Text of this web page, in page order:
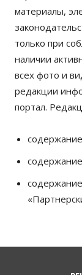
материалы,
только при
наличии
всех фото и
редакции
портал.